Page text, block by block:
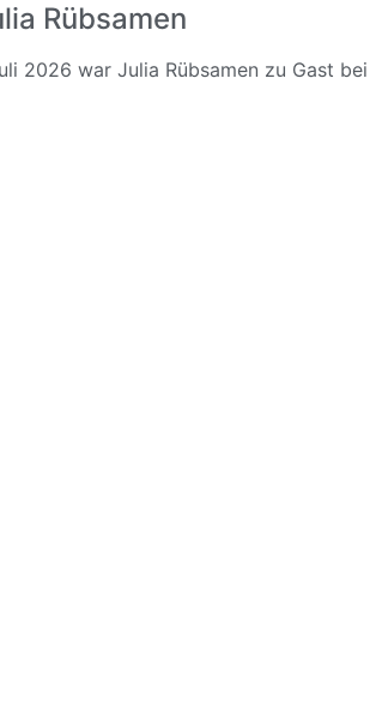
Rübsamen
2026 war Julia Rübsamen zu Gast bei